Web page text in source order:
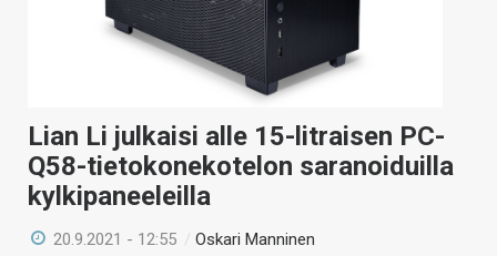
Lian Li julkaisi alle 15-litraisen PC-
Q58-tietokonekotelon saranoiduilla
kylkipaneeleilla
20.9.2021 - 12:55 /Oskari Manninen